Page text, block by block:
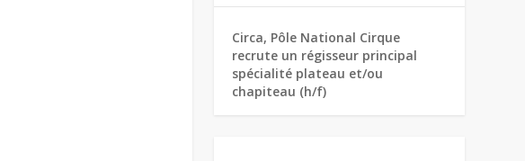
Circa, Pôle National Cirque
recrute un régisseur principal
spécialité plateau et/ou
chapiteau (h/f)